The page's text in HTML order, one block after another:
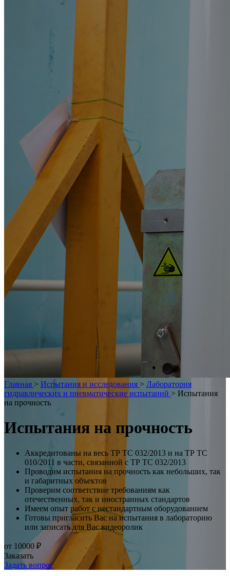
Главная > Испытания и исследования > Лаборатория
гидравлических и пневматические испытаний > Испытания
на прочность
Испытания на прочность
Аккредитованы на весь ТР ТС 032/2013 и на ТР ТС
010/2011 в части, связанной с ТР ТС 032/2013
Проводим испытания на прочность как небольших, так
и габаритных объектов
Проверим соответствие требованиям как
отечественных, так и иностранных стандартов
Имеем опыт работ с нестандартным оборудованием
Готовы пригласить Вас на испытания в лабораторию
или записать для Вас видеоролик
от 10000 ₽
Заказать
Задать вопрос